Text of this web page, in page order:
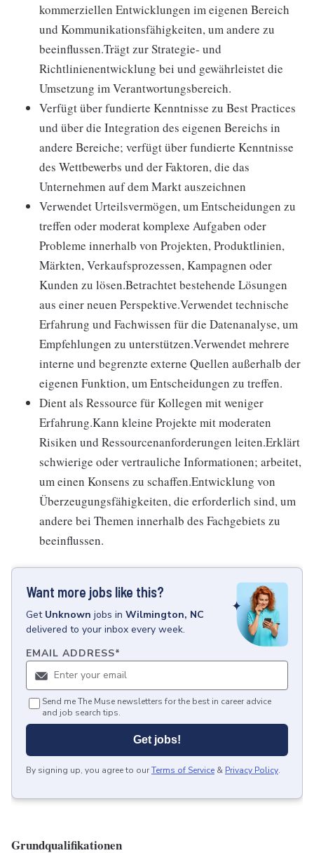
kommerziellen Entwicklungen im eigenen Bereich
und Kommunikationsfähigkeiten, um andere zu
beeinflussen.Trägt zur Strategie- und
Richtlinienentwicklung bei und gewährleistet die
Umsetzung im Verantwortungsbereich.
Verfügt über fundierte Kenntnisse zu Best Practices
und über die Integration des eigenen Bereichs in
andere Bereiche; verfügt über fundierte Kenntnisse
des Wettbewerbs und der Faktoren, die das
Unternehmen auf dem Markt auszeichnen
Verwendet Urteilsvermögen, um Entscheidungen zu
treffen oder moderat komplexe Aufgaben oder
Probleme innerhalb von Projekten, Produktlinien,
Märkten, Verkaufsprozessen, Kampagnen oder
Kunden zu lösen.Betrachtet bestehende Lösungen
aus einer neuen Perspektive.Verwendet technische
Erfahrung und Fachwissen für die Datenanalyse, um
Empfehlungen zu unterstützen.Verwendet mehrere
interne und begrenzte externe Quellen außerhalb der
eigenen Funktion, um Entscheidungen zu treffen.
Dient als Ressource für Kollegen mit weniger
Erfahrung.Kann kleine Projekte mit moderaten
Risiken und Ressourcenanforderungen leiten.Erklärt
schwierige oder vertrauliche Informationen; arbeitet,
um einen Konsens zu schaffen.Entwicklung von
Überzeugungsfähigkeiten, die erforderlich sind, um
andere bei Themen innerhalb des Fachgebiets zu
beeinflussen.
Want more jobs like this?
Get Unknown jobs in Wilmington, NC
delivered to your inbox every week.
EMAIL ADDRESS*
Send me The Muse newsletters for the best in career advice
and job search tips.
Get jobs!
By signing up, you agree to ourTerms of Service & Privacy Policy.
Grundqualifikationen